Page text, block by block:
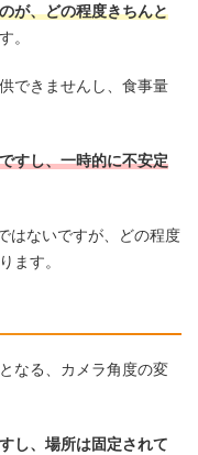
が、どの程度きちんと
。
できませんし、食事量
すし、一時的に不安定
はないですが、どの程度
ます。
なる、カメラ角度の変
し、場所は固定されて